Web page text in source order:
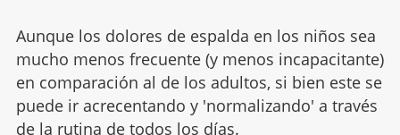
Aunque los dolores de espalda en los niños sea
mucho menos frecuente (y menos incapacitante)
en comparación al de los adultos, si bien este se
puede ir acrecentando y 'normalizando' a través
de la rutina de todos los días.